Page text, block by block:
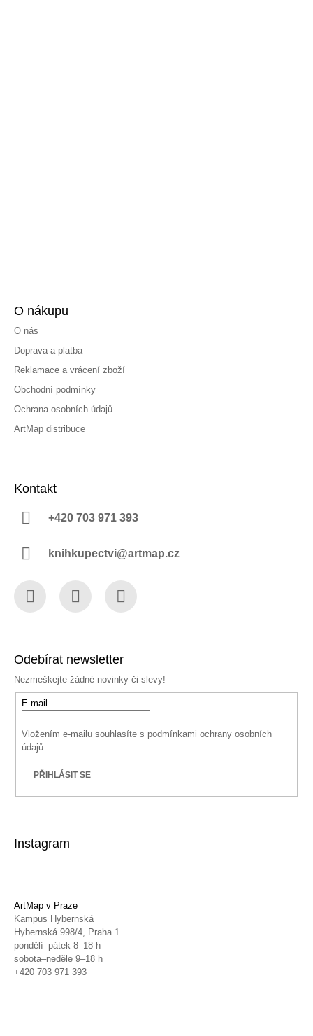
O nákupu
O nás
Doprava a platba
Reklamace a vrácení zboží
Obchodní podmínky
Ochrana osobních údajů
ArtMap distribuce
Kontakt
+420 703 971 393
knihkupectvi@artmap.cz
Odebírat newsletter
Nezmeškejte žádné novinky či slevy!
E-mail
Vložením e-mailu souhlasíte s podmínkami ochrany osobních
údajů
PŘIHLÁSIT SE
Instagram
ArtMap v Praze
Kampus Hybernská
Hybernská 998/4, Praha 1
pondělí–pátek 8–18 h
sobota–neděle 9–18 h
+420 703 971 393